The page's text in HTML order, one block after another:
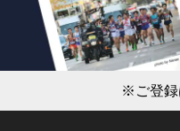
※ご登録